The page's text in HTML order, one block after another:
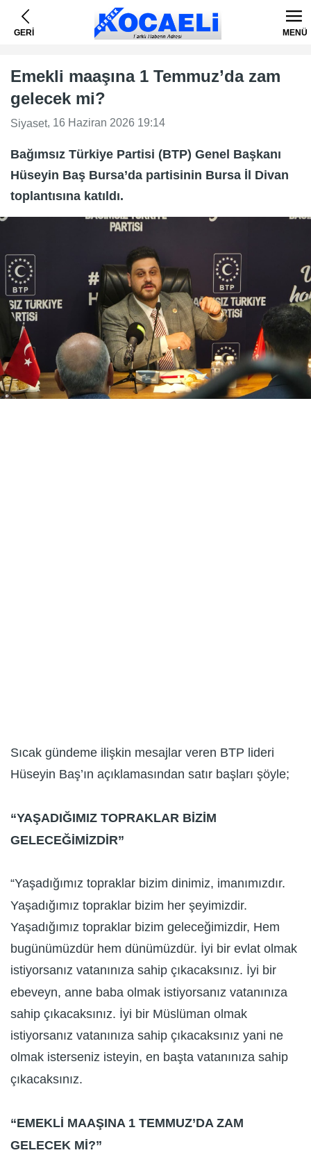
GERİ MENÜ
Emekli maaşına 1 Temmuz’da zam
gelecek mi?
Siyaset, 16 Haziran 2026 19:14
Bağımsız Türkiye Partisi (BTP) Genel Başkanı
Hüseyin Baş Bursa’da partisinin Bursa İl Divan
toplantısına katıldı.
Sıcak gündeme ilişkin mesajlar veren BTP lideri
Hüseyin Baş’ın açıklamasından satır başları şöyle;
“YAŞADIĞIMIZ TOPRAKLAR BİZİM
GELECEĞİMİZDİR”
“Yaşadığımız topraklar bizim dinimiz, imanımızdır.
Yaşadığımız topraklar bizim her şeyimizdir.
Yaşadığımız topraklar bizim geleceğimizdir, Hem
bugünümüzdür hem dünümüzdür. İyi bir evlat olmak
istiyorsanız vatanınıza sahip çıkacaksınız. İyi bir
ebeveyn, anne baba olmak istiyorsanız vatanınıza
sahip çıkacaksınız. İyi bir Müslüman olmak
istiyorsanız vatanınıza sahip çıkacaksınız yani ne
olmak isterseniz isteyin, en başta vatanınıza sahip
çıkacaksınız.
“EMEKLİ MAAŞINA 1 TEMMUZ’DA ZAM
GELECEK Mİ?”